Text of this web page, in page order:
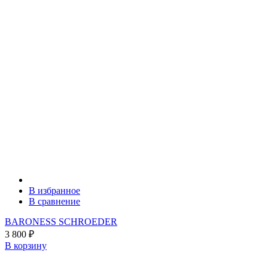
В избранное
В сравнение
BARONESS SCHROEDER
3 800 ₽
В корзину